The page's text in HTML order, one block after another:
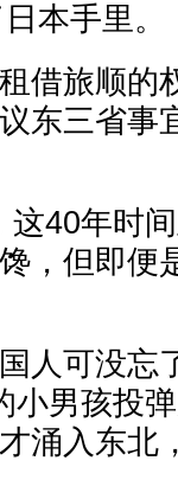
本手里。
借旅顺的
东三省事
40年时
，但即便
人可没忘
小男孩投
涌入东北